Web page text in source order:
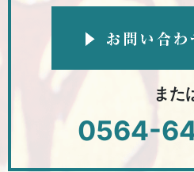
また
0564-